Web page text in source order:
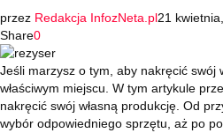
przez Redakcja InfozNeta.pl21
Share0
Jeśli marzysz o tym, aby nakręcić swój
właściwym miejscu. W tym artykule
nakręcić swój własną produkcję. Od
wybór odpowiedniego sprzętu, aż po